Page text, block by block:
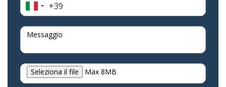
Italia
+39
+39
Seleziona il file Max 8MB